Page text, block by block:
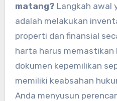
matang? Langkah awal
adalah melakukan
properti dan finansial
harta harus memastikan
dokumen kepemilikan
memiliki keabsahan
Anda menyusun